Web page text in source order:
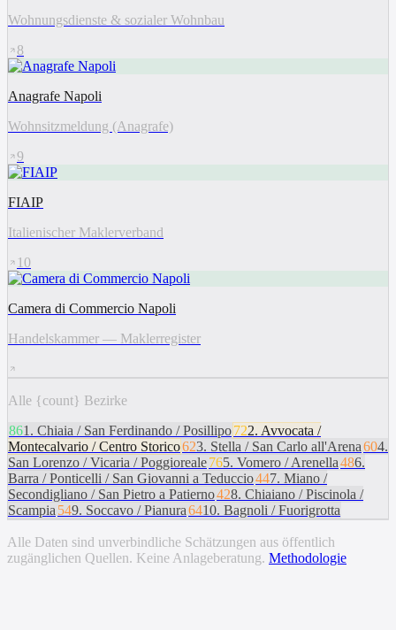
Wohnungsdienste & sozialer Wohnbau
8
Anagrafe Napoli
Wohnsitzmeldung (Anagrafe)
9
FIAIP
Italienischer Maklerverband
10
Camera di Commercio Napoli
Handelskammer — Maklerregister
Alle {count} Bezirke
861 . Chiaia / San Ferdinando / Posillipo722. Avvocata /
Montecalvario / Centro Storico623. Stella / San Carlo all'Arena604.
San Lorenzo / Vicaria / Poggioreale765. Vomero / Arenella486.
Barra / Ponticelli / San Giovanni a Teduccio447. Miano /
Secondigliano / San Pietro a Patierno428. Chiaiano / Piscinola /
Scampia 549. Soccavo / Pianura6410. Bagnoli / Fuorigrotta
Alle Daten sind unverbindliche Schätzungen aus öffentlich
zugänglichen Quellen. Keine Anlageberatung. Methodologie